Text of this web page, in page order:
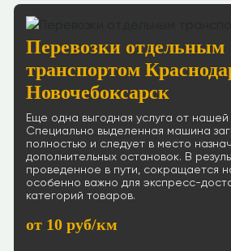
Перевозки отдельным
транспортом
Новочебоксарск
Еще одна выгодная услуга от нашей
Специально выделенная машина
полностью и следует в место
дополнительных остановок. В
проведенное в пути, сокращается
особенно важно для экспресс-
категорий товаров.
от 10 руб/км